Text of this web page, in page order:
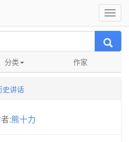
分类 作家
史讲话
:熊十力